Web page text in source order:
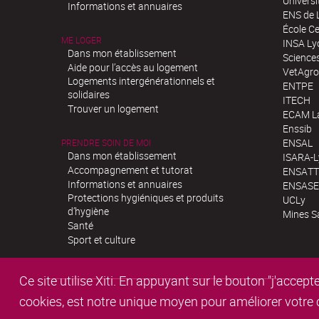
Ce site utilise Xiti. En appuyant sur le bouton
cookies, est notre unique moyen pour améliorer votre
Informations et annuaires
ME LOGER
Dans mon établissement
Aide pour l’accès au logement
Logements intergénérationnels et
solidaires
Trouver un logement
PRENDRE SOIN DE MOI
Dans mon établissement
Accompagnement et tutorat
Informations et annuaires
Protections hygiéniques et produits
d’hygiène
Santé
Sport et culture
ENS de
École
INSA
ENTPE
ITECH
ECAM
Enssib
ENSAL
ISARA-
ENSATT
ENSASE
UCLy
Mines